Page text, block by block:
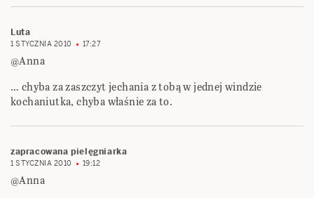
Luta
1 STYCZNIA 2010 17:27
@Anna
… chyba za zaszczyt jechania z tobą w jednej windzie
kochaniutka, chyba właśnie za to.
zapracowana pielęgniarka
1 STYCZNIA 2010 19:12
@Anna